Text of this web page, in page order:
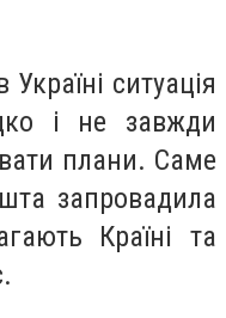
ситуація
і не завжди
плани. Саме
запровадила
Країні та